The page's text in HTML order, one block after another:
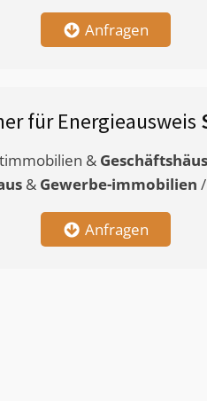
Anfragen
für Energieausweis
&
& Gewerbe-immobilien /
Anfragen